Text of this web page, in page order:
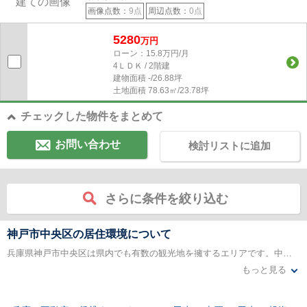
画像点数： 9点 周辺点数： 0点
5280万円
ローン：15.8万円/月
4ＬＤＫ / 2階建
建物面積 -/26.88坪
土地面積 78.63㎡/23.78坪
チェックした物件をまとめて
お問い合わせ 検討リストに追加
さらに条件を絞り込む
神戸市中央区の居住環境について
兵庫県神戸市中央区は県内でも有数の観光地を擁するエリアです。中華街である南京町、神戸ハーバーランドなどのポートアイランドや六甲山地、北野町の異人館などがあります。そのため乗り入れている鉄道路線も大変多くなっているので県内各地や他県へのアクセスに大変優れています。また、大学や専門学校をはじめとした教育機関の数も大変多いです。学園都市としての一面も持っているといえます。通勤・通学に便利なエリアなので戸建てを検討するには好条件と言えます。
このエリアは商業施設が大変充実しています。また、多くの医療機関があることも特徴です。それだけでなく、美術館や博物館、歴史ある寺社もあります。このエリア内で出来ないことはない、そういっても過言ではないほどにあらゆる施設があります。年齢問わず生活を楽しむことが出来ます。県内有数の人気エリアのため、戸建てという形で資産を保有するにも良い条件のエリアです。利便性以外にも歴史や文化価値の高いエリアです。若い世代だけでなく、リタイア後の楽しみも多い街です。
もっと見る